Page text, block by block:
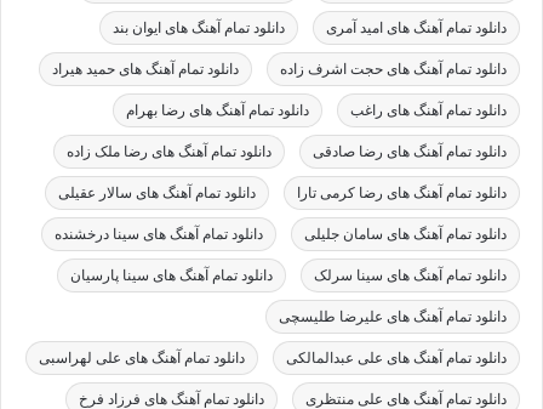
دانلود تمام آهنگ های امید آمری دانلود تمام آهنگ های ایوان بند
دانلود تمام آهنگ های حجت اشرف زاده دانلود تمام آهنگ های حمید هیراد
دانلود تمام آهنگ های راغب دانلود تمام آهنگ های رضا بهرام
دانلود تمام آهنگ های رضا صادقی دانلود تمام آهنگ های رضا ملک زاده
دانلود تمام آهنگ های رضا کرمی تارا دانلود تمام آهنگ های سالار عقیلی
دانلود تمام آهنگ های سامان جلیلی دانلود تمام آهنگ های سینا درخشنده
دانلود تمام آهنگ های سینا سرلک دانلود تمام آهنگ های سینا پارسیان
دانلود تمام آهنگ های علیرضا طلیسچی
دانلود تمام آهنگ های علی عبدالمالکی دانلود تمام آهنگ های علی لهراسبی
دانلود تمام آهنگ های علی منتظری دانلود تمام آهنگ های فرزاد فرخ